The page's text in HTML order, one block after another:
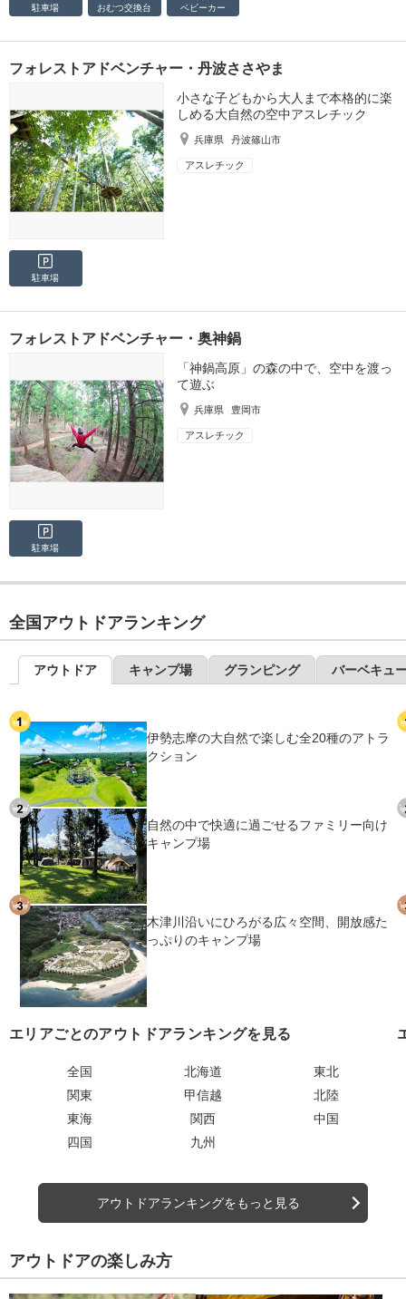
駐車場 おむつ交換台 ベビーカー
フォレストアドベンチャー・丹波ささやま
小さな子どもから大人まで本格的に楽
しめる大自然の空中アスレチック
兵庫県 丹波篠山市
アスレチック
駐車場
フォレストアドベンチャー・奥神鍋
「神鍋高原」の森の中で、空中を渡っ
て遊ぶ
兵庫県 豊岡市
アスレチック
駐車場
全国アウトドアランキング
アウトドア キャンプ場 グランピング バーベキュ
伊勢志摩の大自然で楽しむ全20種のアトラ
クション
自然の中で快適に過ごせるファミリー向け
キャンプ場
木津川沿いにひろがる広々空間、開放感た
っぷりのキャンプ場
エリアごとのアウトドアランキングを見る
全国 北海道
東北
関東
甲信越
北陸
東海
関西
中国
四国
九州
アウトドアランキングをもっと見る
アウトドアの楽しみ方